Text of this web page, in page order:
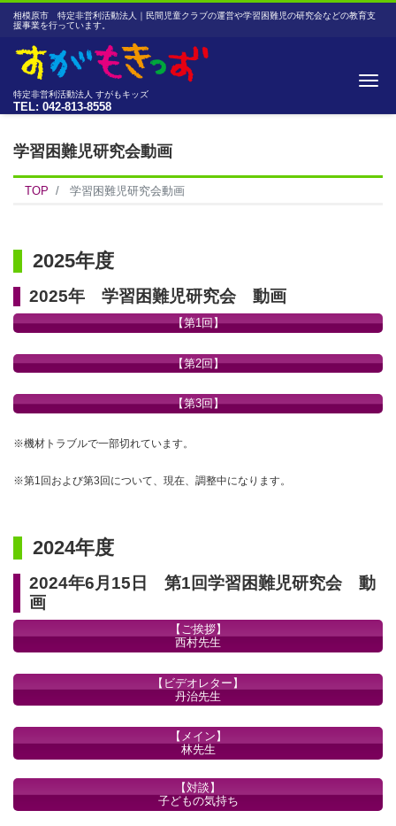
相模原市 特定非営利活動法人｜民間児童クラブの運営や学習困難児の研究会などの教育支
援事業を行っています。
特定非営利活動法人 すがもキッズ
TEL: 042-813-8558
学習困難児研究会動画
TOP 学習困難児研究会動画
2025年度
2025年 学習困難児研究会 動画
【第1回】
【第2回】
【第3回】
※機材トラブルで一部切れています。
※第1回および第3回について、現在、調整中になります。
2024年度
2024年6月15日 第1回学習困難児研究会 動
画
【ご挨拶】
西村先生
【ビデオレター】
丹治先生
【メイン】
林先生
【対談】
子どもの気持ち